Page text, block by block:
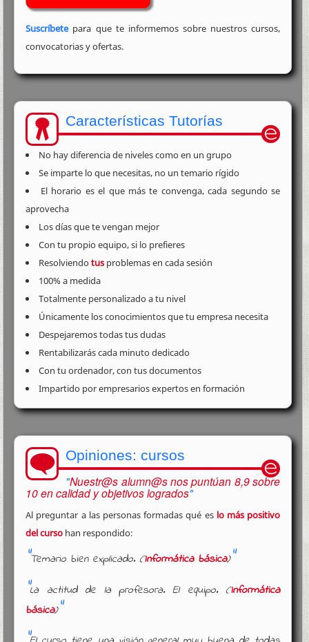
Suscríbetepara que te informemos sobre nuestros cursos,
convocatorias y ofertas.
Características Tutorías
No hay diferencia de niveles como en un grupo
Se imparte lo que necesitas, no un temario rígido
El horario es el que más te convenga, cada segundo se
aprovecha
Los días que te vengan mejor
Con tu propio equipo, si lo prefieres
Resolviendotusproblemas en cada sesión
100% a medida
Totalmente personalizado a tu nivel
Únicamente los conocimientos que tu empresa necesita
Despejaremos todas tus dudas
Rentabilizarás cada minuto dedicado
Con tu ordenador, con tus documentos
Impartido por empresarios expertos en formación
Opiniones: cursos
Nuestr@s alumn@s nos puntúan 8,9 sobre
10 en calidad y objetivos logrados
Al preguntar a las personas formadas qué es lo más positivo
del curso han respondido:
Temario bien explicado. (Informática básica)
La actitud de la profesora. El equipo. (Informática
básica)